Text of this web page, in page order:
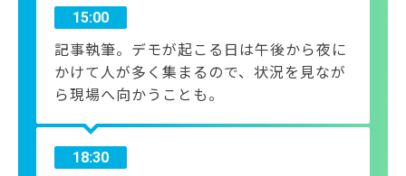
15:00
記事執筆。デモが起こる日は午後から夜に
かけて人が多く集まるので、状況を見なが
ら現場へ向かうことも。
18:30